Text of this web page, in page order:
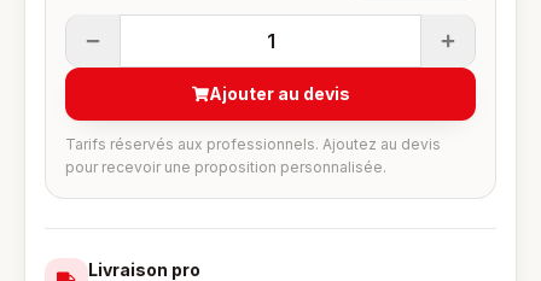
1
Ajouter au devis
Tarifs réservés aux professionnels. Ajoutez au devis
pour recevoir une proposition personnalisée.
Livraison pro